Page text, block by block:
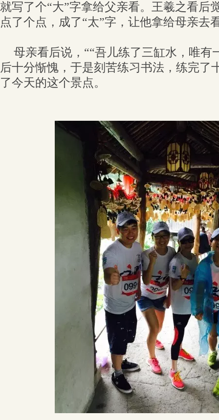
就写了个“大”字拿给父亲看。王羲之看后
点了个点，成了“太”字，让他拿给母亲去
母亲看后说，““吾儿练了三缸水，唯有
后十分惭愧，于是刻苦练习书法，练完了
了今天的这个景点。